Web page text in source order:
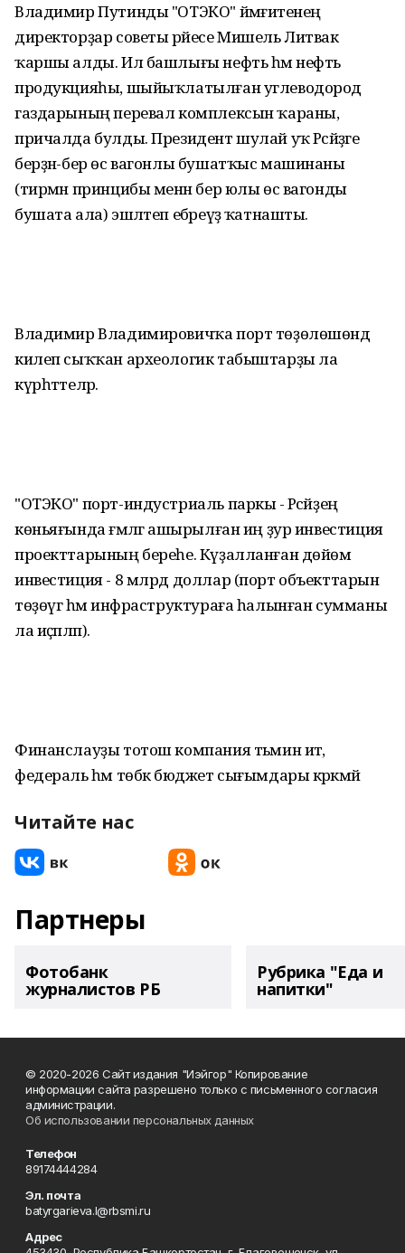
Владимир Путинды "ОТЭКО" йәмғиәтенең
директорҙар советы рәйесе Мишель Литвак
ҡаршы алды. Ил башлығы нефть һәм нефть
продукцияһы, шыйыҡлатылған углеводород
газдарының перевал комплексын ҡараны,
причалда булды. Президент шулай уҡ Рәсәйҙәге
берҙән-бер өс вагонлы бушатҡыс машинаны
(тирмән принцибы менән бер юлы өс вагонды
бушата ала) эшләтеп ебәреүҙә ҡатнашты.
Владимир Владимировичҡа порт төҙөлөшөндә
килеп сыҡҡан археологик табыштарҙы ла
күрһәттеләр.
"ОТЭКО" порт-индустриаль паркы - Рәсәйҙең
көньяғында ғәмәлгә ашырылған иң ҙур инвестиция
проекттарының береһе. Күҙалланған дөйөм
инвестиция - 8 млрд доллар (порт объекттарын
төҙөүгә һәм инфраструктураға һалынған сумманы
ла иҫәпләп).
Финанслауҙы тотош компания тәьмин итә,
федераль һәм төбәк бюджет сығымдары кәрәкмәй
Читайте нас
Партнеры
Фотобанк
журналистов РБ
Рубрика "Еда и
напитки"
© 2020-2026 Сайт издания "Иэйгор" Копирование
информации сайта разрешено только с письменного согласия
администрации.
Об использовании персональных данных
Телефон
89174444284
Эл. почта
batyrgarieva.l@rbsmi.ru
Адрес